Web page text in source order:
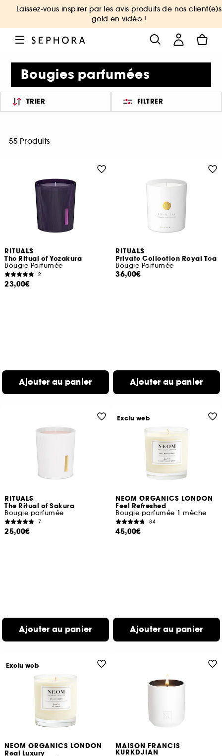
Laissez-vous inspirer par les avis produits de nos client(e)s
gold en vidéo !
Bougies parfumées
TRIER FILTRER
55 Produits
RITUALS
The Ritual of Yozakura
Bougie Parfumée
2
23,00€
Ajouter au panier
RITUALS
Private Collection Royal Tea
Bougie Parfumée
36,00€
Ajouter au panier
RITUALS
The Ritual of Sakura
Bougie parfumée
7
25,00€
Ajouter au panier
NEOM ORGANICS LONDON
Feel Refreshed
Bougie parfumée 1 mèche
84
45,00€
Ajouter au panier
Exclu web
NEOM ORGANICS LONDON
Real Luxury
Exclu web
MAISON FRANCIS
KURKDJIAN